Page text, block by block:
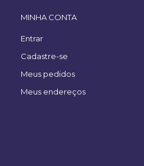
MINHA CONTA
Entrar
Cadastre-se
Meus pedidos
Meus endereços